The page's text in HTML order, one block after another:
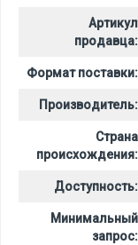
Артикул
продавца:
Формат поставки:
Производитель:
Страна
происхождения:
Доступность:
Минимальный
запрос: